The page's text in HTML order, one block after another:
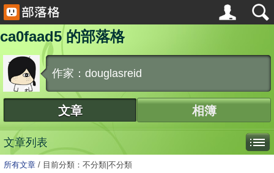
ca0faad5 的部落格
作家：douglasreid
文章 相簿
文章列表
所有文章 / 目前分類：不分類|不分類